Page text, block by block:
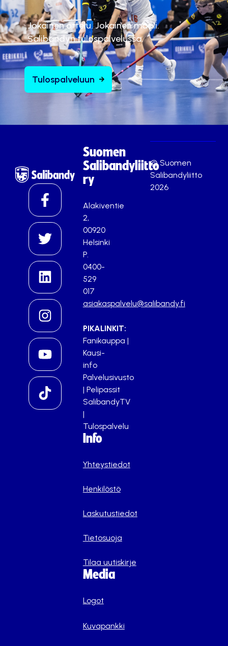
Jokainen ottelu. Jokainen maali.
Salibandyn tulospalvelussa.
Tulospalveluun
Suomen
Salibandyliitto
ry
Alakiventie
2,
00920
Helsinki
P.
0400-
529
017
asiakaspalvelu@salibandy.fi
PIKALINKIT:
Fanikauppa |
Kausi-
info
Palvelusivusto
| Pelipassit
SalibandyTV
|
Tulospalvelu
Info
Yhteystiedot
Henkilöstö
Laskutustiedot
Tietosuoja
Tilaa uutiskirje
Media
Logot
Kuvapankki
© Suomen
Salibandyliitto
2026